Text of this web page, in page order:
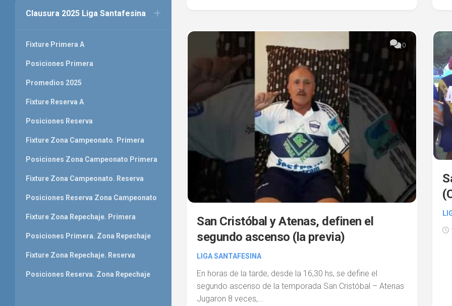
0
San Cristóbal y Atenas, definen el
segundo ascenso (la previa)
LIGA SANTAFESINA
En horas de la tarde, desde la 16,30 hs, se define el
segundo ascenso de la temporada San Cristóbal – Atenas
Jugaron 8 veces,...
Clausura 2025 Liga Santafesina
Fixture Primera A
Posiciones Primera
Promedios 2025
Fixture Reserva A
Posiciones Reserva
Fixture Zona Campeonato. Primera
Posiciones Zona Campeonato Primera
Fixture Zona Campeonato. Reserva
Posiciones Reserva Zona Campeonato
Fixture Zona Repechaje. Primera
Posiciones Primera. Zona Repechaje
Fixture Zona Repechaje. Reserva
Posiciones Reserva. Zona Repechaje